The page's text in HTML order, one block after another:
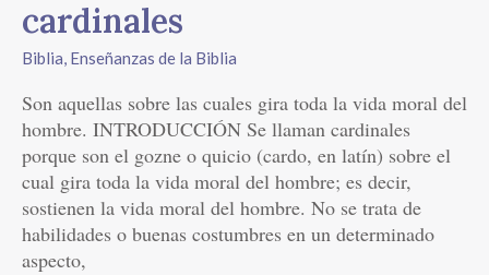
cardinales
Biblia, Enseñanzas de la Biblia
Son aquellas sobre las cuales gira toda la vida moral del
hombre. INTRODUCCIÓN Se llaman cardinales
porque son el gozne o quicio (cardo, en latín) sobre el
cual gira toda la vida moral del hombre; es decir,
sostienen la vida moral del hombre. No se trata de
habilidades o buenas costumbres en un determinado
aspecto,
morales
o